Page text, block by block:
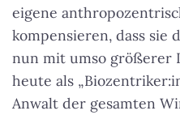
eigene
kompensieren, dass sie
nun mit umso größerer
heute als
Anwalt der gesamten